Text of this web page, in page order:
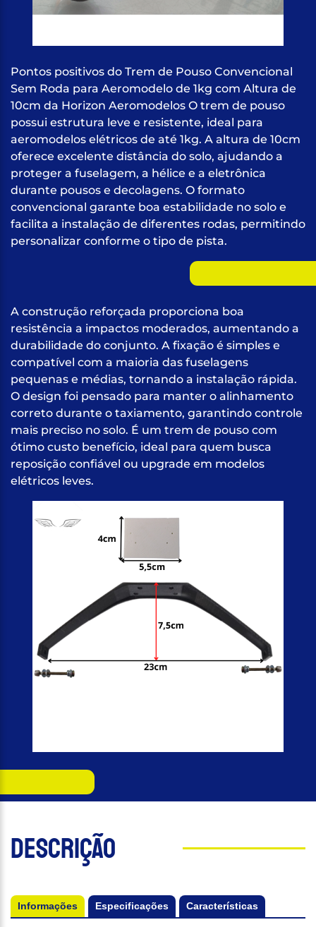
Pontos positivos do Trem de Pouso Convencional
Sem Roda para Aeromodelo de 1kg com Altura de
10cm da Horizon Aeromodelos O trem de pouso
possui estrutura leve e resistente, ideal para
aeromodelos elétricos de até 1kg. A altura de 10cm
oferece excelente distância do solo, ajudando a
proteger a fuselagem, a hélice e a eletrônica
durante pousos e decolagens. O formato
convencional garante boa estabilidade no solo e
facilita a instalação de diferentes rodas, permitindo
personalizar conforme o tipo de pista.
A construção reforçada proporciona boa
resistência a impactos moderados, aumentando a
durabilidade do conjunto. A fixação é simples e
compatível com a maioria das fuselagens
pequenas e médias, tornando a instalação rápida.
O design foi pensado para manter o alinhamento
correto durante o taxiamento, garantindo controle
mais preciso no solo. É um trem de pouso com
ótimo custo benefício, ideal para quem busca
reposição confiável ou upgrade em modelos
elétricos leves.
Descrição
Informações Especificações Características